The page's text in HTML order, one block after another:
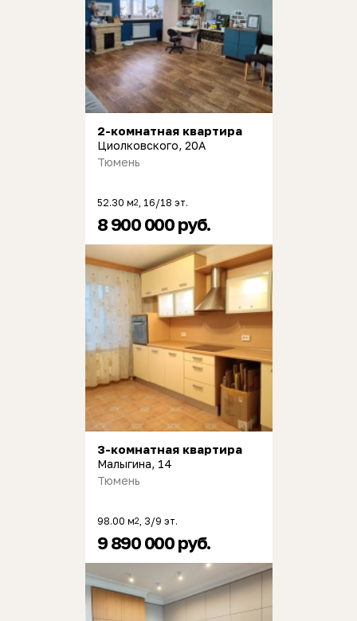
2-комнатная квартира
Циолковского, 20А
Тюмень
52.30 м2 , 16/18 эт.
8 900 000 руб.
3-комнатная квартира
Малыгина, 14
Тюмень
98.00 м2 , 3/9 эт.
9 890 000 руб.